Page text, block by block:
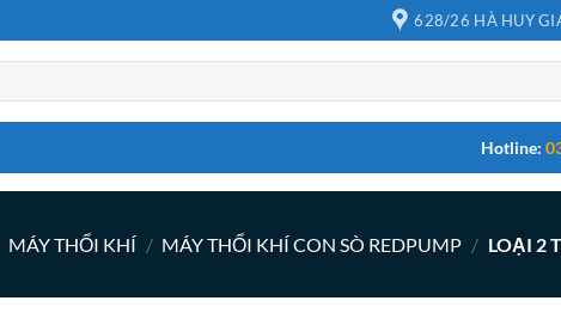
628/26 HÀ HUY
Hotline:
MÁY THỔI KHÍ / MÁY THỔI KHÍ CON SÒ REDPUMP / LOẠI 2